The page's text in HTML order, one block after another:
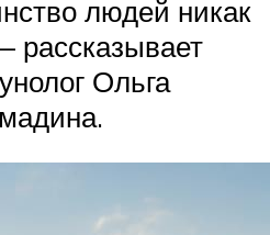
людей никак
рассказывает
Ольга